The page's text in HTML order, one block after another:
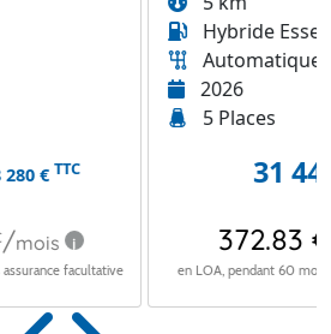
€ TTC
Diesel
2025
5 Places
35